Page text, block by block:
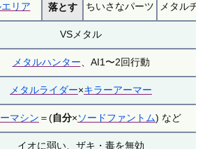
リア 落とす ちいさなパーツ メタル
VSメタル
メタルハンター、AI1〜2回行動
メタルライダー×キラーアーマー
マシン ＝(自分×ソードファントム) など
イオに弱い、ザキ・毒を無効